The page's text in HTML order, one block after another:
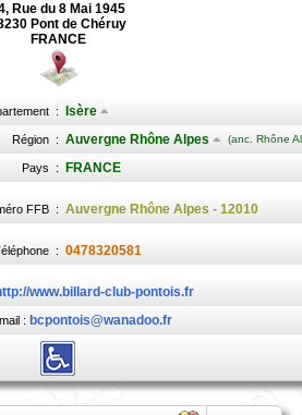
Rue du 8 Mai 1945
Pont de Chéruy
FRANCE
: Isère
Région : Auvergne Rhône Alpes (anc. Rhône
Pays : FRANCE
FFB : Auvergne Rhône Alpes - 12010
: 0478320581
www.billard-club-pontois.fr
: bcpontois@wanadoo.fr